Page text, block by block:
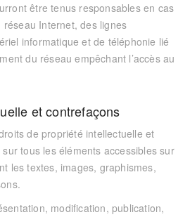
être tenus responsables en cas
Internet, des lignes
informatique et de téléphonie lié
du réseau empêchant l’accès au
et contrefaçons
de propriété intellectuelle et
tous les éléments accessibles sur
les textes, images, graphismes,
modification, publication,